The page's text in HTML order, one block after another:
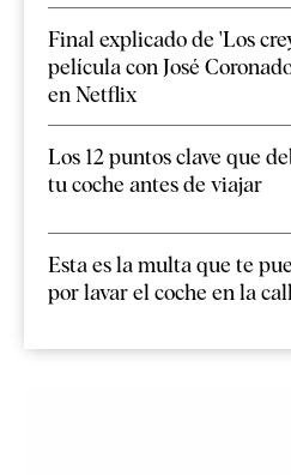
Final explicado de 'Los
película con José
en Netflix
Los 12 puntos clave que
tu coche antes de viajar
Esta es la multa que te
por lavar el coche en la